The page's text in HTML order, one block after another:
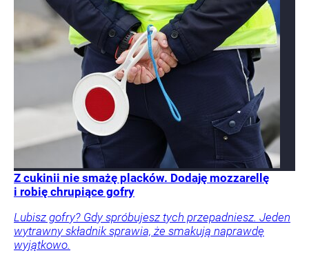
Z cukinii nie smażę placków. Dodaję mozzarellę
i robię chrupiące gofry
Lubisz gofry? Gdy spróbujesz tych przepadniesz. Jeden
wytrawny składnik sprawia, że smakują naprawdę
wyjątkowo.